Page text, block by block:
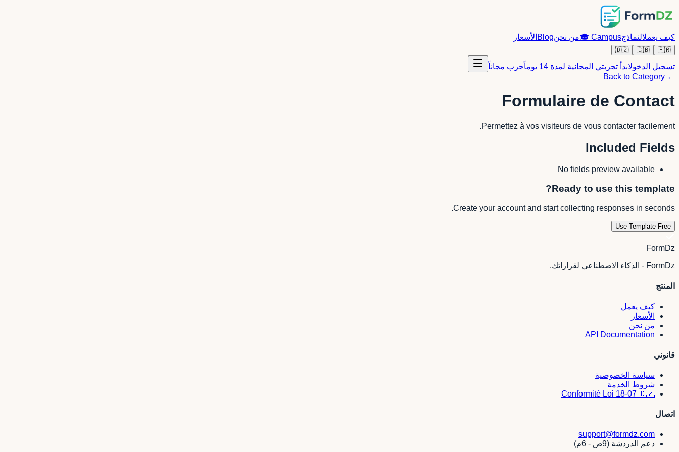
كيف يعملالنماذجCampus
🎓من نحنBlog الأسعار
🇫🇷
🇬🇧
🇩🇿
تسجيل الدخولابدأ تجربتي المجانية لمدة 14 يوماً
جرب مجاناً
← Back to Category
Formulaire de Contact
Permettez à vos visiteurs de vous contacter facilement.
Included Fields
No fields preview available
Ready to use this template?
Create your account and start collecting responses in seconds.
Use Template Free
FormDz
FormDz - الذكاء الاصطناعي لقراراتك.
المنتج
كيف يعمل
الأسعار
من نحن
API Documentation
قانوني
سياسة الخصوصية
شروط الخدمة
Conformité Loi 18-07 🇩🇿
اتصال
support@formdz.com
دعم الدردشة (9ص - 6م)